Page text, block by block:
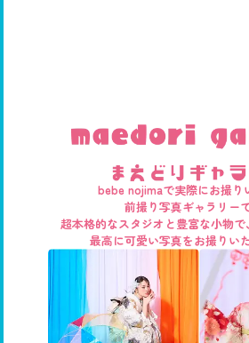
bebe nojimaで実際にお撮り
前撮り写真ギャラリー
超本格的なスタジオと豊富な小物
最高に可愛い写真をお撮りい